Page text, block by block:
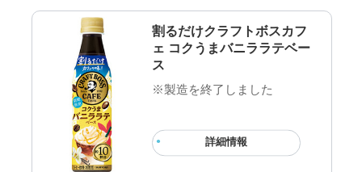
割るだけクラフトボスカフ
ェ コクうまバニララテベー
ス
※製造を終了しました
詳細情報